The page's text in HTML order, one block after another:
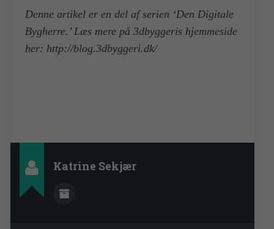
Denne artikel er en del af serien ‘Den Digitale
Bygherre.’ Læs mere på 3dbyggeris hjemmeside
her: http://blog.3dbyggeri.dk/
Katrine Sekjær